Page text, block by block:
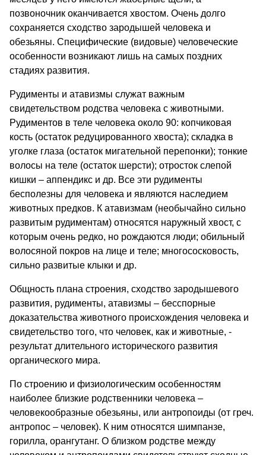
позвоночник оканчивается хвостом. Очень долго
сохраняется сходство зародышей человека и
обезьяны. Специфические (видовые) человеческие
особенности возникают лишь на самых поздних
стадиях развития.
Рудименты и атавизмы служат важным
свидетельством родства человека с животными.
Рудиментов в теле человека около 90: копчиковая
кость (остаток редуцированного хвоста); складка в
уголке глаза (остаток мигательной перепонки); тонкие
волосы на теле (остаток шерсти); отросток слепой
кишки – аппендикс и др. Все эти рудименты
бесполезны для человека и являются наследием
животных предков. К атавизмам (необычайно сильно
развитым рудиментам) относятся наружный хвост, с
которым очень редко, но рождаются люди; обильный
волосяной покров на лице и теле; многососковость,
сильно развитые клыки и др.
Общность плана строения, сходство зародышевого
развития, рудименты, атавизмы – бесспорные
доказательства животного происхождения человека и
свидетельство того, что человек, как и животные, -
результат длительного исторического развития
органического мира.
По строению и физиологическим особенностям
наиболее близкие родственники человека –
человекообразные обезьяны, или антропоиды (от греч.
антропос – человек). К ним относятся шимпанзе,
горилла, орангутанг. О близком родстве между